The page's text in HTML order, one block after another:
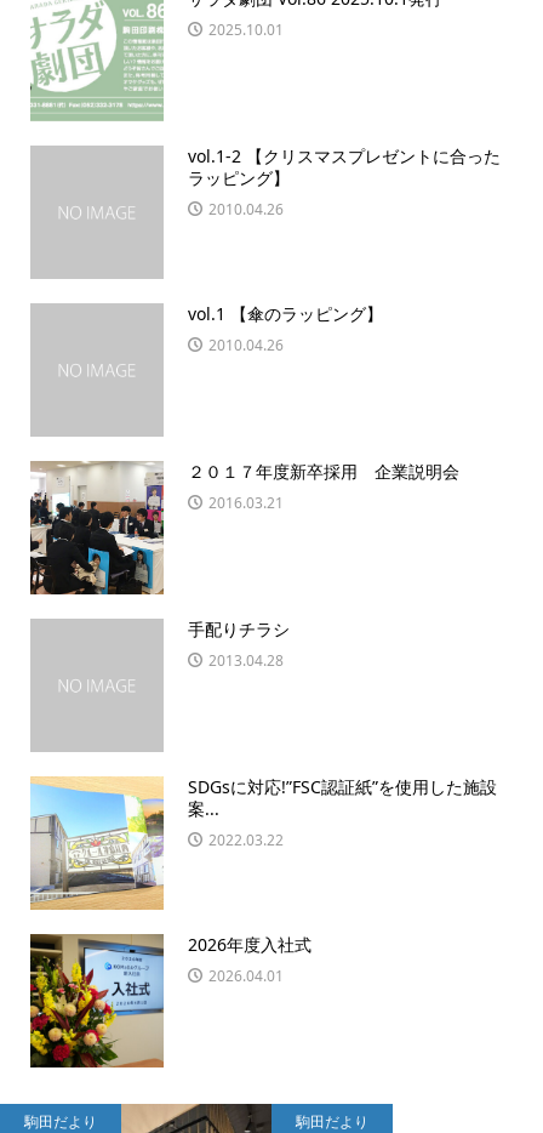
2025.10.01
vol.1-2 【クリスマスプレゼントに合った
ラッピング】
2010.04.26
vol.1 【傘のラッピング】
2010.04.26
２０１７年度新卒採用 企業説明会
2016.03.21
手配りチラシ
2013.04.28
SDGsに対応!”FSC認証紙”を使用した施設
案...
2022.03.22
2026年度入社式
2026.04.01
駒田だより 駒田だより